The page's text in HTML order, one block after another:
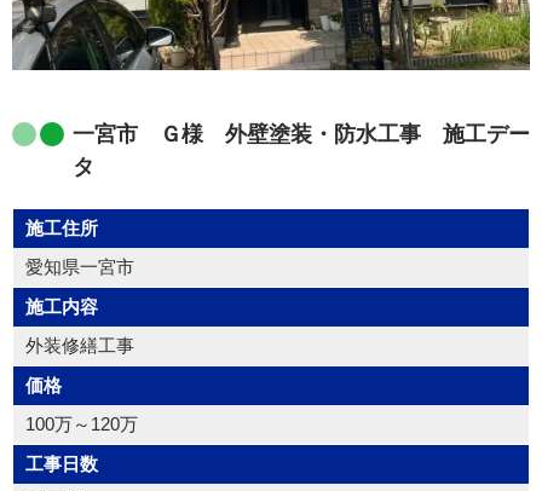
一宮市 Ｇ様 外壁塗装・防水工事 施工デー
タ
施工住所
愛知県一宮市
施工内容
外装修繕工事
価格
100万～120万
工事日数